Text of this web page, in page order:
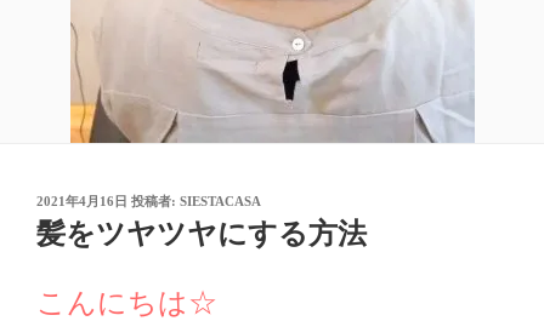
投
稿
日:
2021年4月16日 投稿者: SIESTACASA
髪をツヤツヤにする方法
こんにちは☆